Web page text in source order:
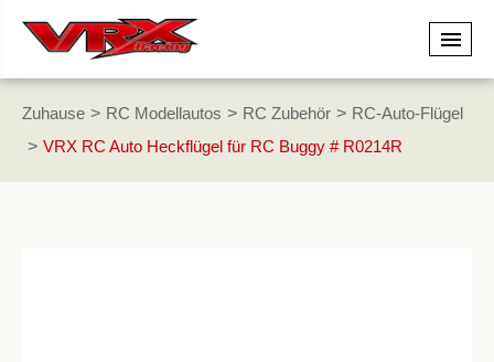
Zuhause RC Modellautos RC Zubehör
RC-Auto-Flügel
VRX RC Auto Heckflügel für RC Buggy # R0214R